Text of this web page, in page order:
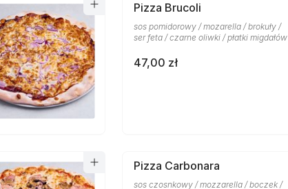
Pizza Brucoli
sos pomidorowy / mozarella / brokuły /
ser feta / czarne oliwki / płatki migdałów
47,00 zł
Pizza Carbonara
sos czosnkowy / mozzarella / boczek /